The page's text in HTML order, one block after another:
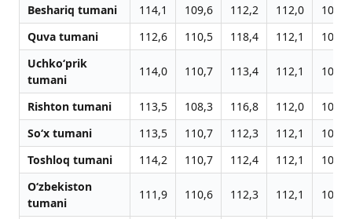
Beshariq tumani
114,1 109,6 112,2 112,0
105,1
Quva tumani
112,6 110,5 118,4 112,1
103,0
Uchko‘prik
tumani
114,0 110,7 113,4 112,1 106,0
Rishton tumani 113,5 108,3 116,8 112,0
101,0
So‘x tumani
113,5 110,7 112,3 112,1
106,0
Toshloq tumani
114,2 110,7 112,4 112,1
107,5
O‘zbekiston
tumani
111,9 110,6 112,3 112,1 109,0